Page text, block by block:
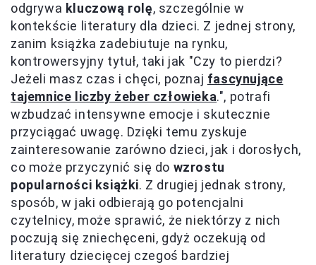
odgrywa kluczową rolę, szczególnie w
kontekście literatury dla dzieci. Z jednej strony,
zanim książka zadebiutuje na rynku,
kontrowersyjny tytuł, taki jak "Czy to pierdzi?
Jeżeli masz czas i chęci, poznaj fascynujące
tajemnice liczby żeber człowieka.", potrafi
wzbudzać intensywne emocje i skutecznie
przyciągać uwagę. Dzięki temu zyskuje
zainteresowanie zarówno dzieci, jak i dorosłych,
co może przyczynić się do wzrostu
popularności książki. Z drugiej jednak strony,
sposób, w jaki odbierają go potencjalni
czytelnicy, może sprawić, że niektórzy z nich
poczują się zniechęceni, gdyż oczekują od
literatury dziecięcej czegoś bardziej